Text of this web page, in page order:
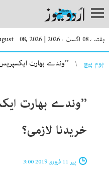
ہفتہ ، 08 اگست ، 2026 |
08, 2026
You are here
ہوم پیچ ’’وندے بھارت ایکسپریس
’’وندے بھارت
خریدنا لازمی؟
پیر 11 فروری 2019 3:00